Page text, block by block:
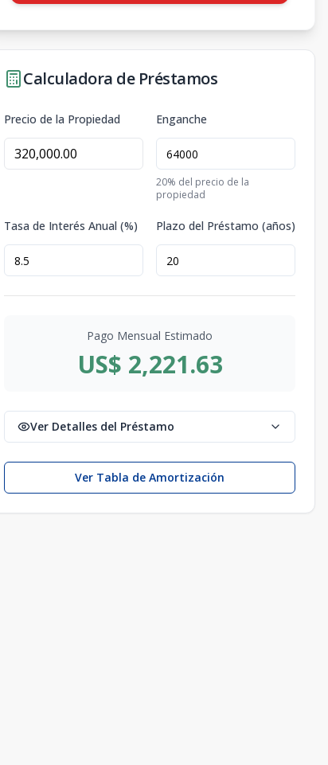
Calculadora de Préstamos
Precio de la Propiedad Enganche
20% del precio de la
propiedad
Tasa de Interés Anual (%) Plazo del Préstamo (años)
Pago Mensual Estimado
US$ 2,221.63
Ver Detalles del Préstamo
Ver Tabla de Amortización